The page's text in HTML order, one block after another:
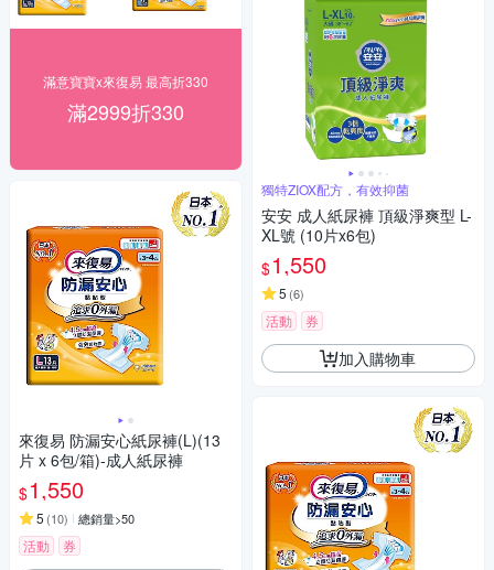
滿意寶寶x來復易 最高折330
滿2999折330
來復易 防漏安心紙尿褲(L)(13
片 x 6包/箱)-成人紙尿褲
$1,550
5 (10) 總銷量>50
活動 券
獨特ZIOX配方，有效抑菌
安安 成人紙尿褲 頂級淨爽型 L-
XL號 (10片x6包)
$1,550
5 (6)
活動 券
加入購物車